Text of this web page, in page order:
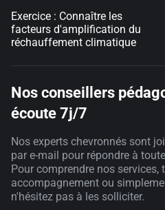
Exercice : Connaître les
facteurs d'amplification du
réchauffement climatique
Nos conseillers
écoute 7j/7
Nos experts chevronnés sont
par e-mail pour répondre à
Pour comprendre nos services,
accompagnement ou
n'hésitez pas à les solliciter.